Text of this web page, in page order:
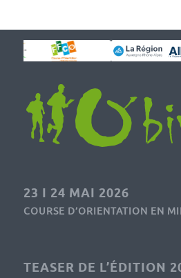
23 I 24 MAI 2026
COURSE D’ORIENTATION EN
TEASER DE L’ÉDITION